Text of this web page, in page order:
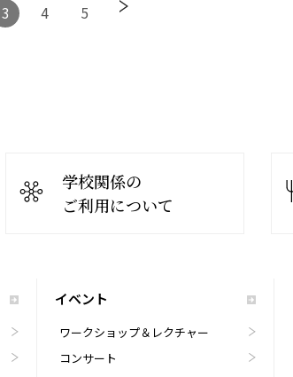
3 4 5
学校関係の
ご利用について
イベント
ワークショップ＆レクチャー
コンサート